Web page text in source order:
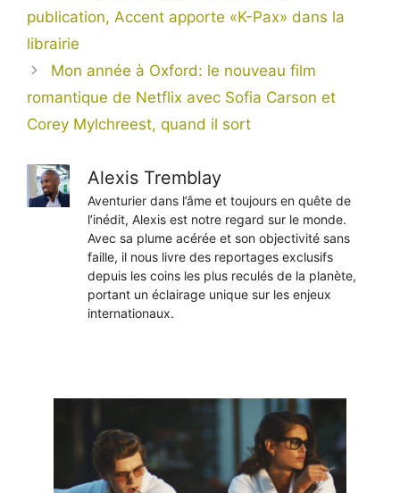
publication, Accent apporte «K-Pax» dans la
librairie
Mon année à Oxford: le nouveau film
romantique de Netflix avec Sofia Carson et
Corey Mylchreest, quand il sort
Alexis Tremblay
Aventurier dans l’âme et toujours en quête de
l’inédit, Alexis est notre regard sur le monde.
Avec sa plume acérée et son objectivité sans
faille, il nous livre des reportages exclusifs
depuis les coins les plus reculés de la planète,
portant un éclairage unique sur les enjeux
internationaux.